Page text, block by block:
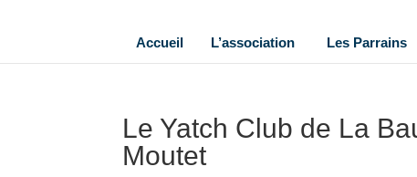
Accueil L’association Les Parrains
Le Yatch Club de La
Moutet